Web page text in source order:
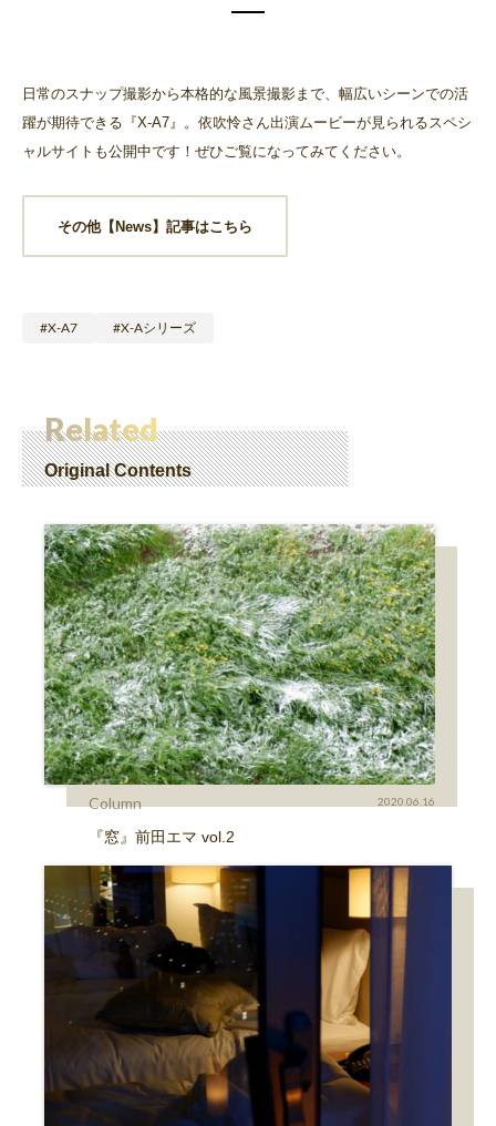
日常のスナップ撮影から本格的な風景撮影まで、幅広いシーンでの活
躍が期待できる『X-A7』。依吹怜さん出演ムービーが見られるスペシ
ャルサイトも公開中です！ぜひご覧になってみてください。
その他【News】記事はこちら
X-A7 X-Aシリーズ
Related
Original Contents
Column 2020.06.16
『窓』前田エマ vol.2